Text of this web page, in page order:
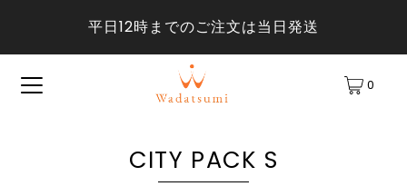
平日12時までのご注文は当日発送
0
CITY PACK S